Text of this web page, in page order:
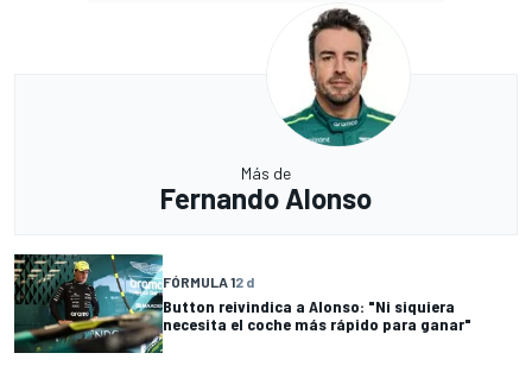
Más de
Fernando Alonso
FÓRMULA 12 d
Button reivindica a Alonso: "Ni siquiera
necesita el coche más rápido para ganar"